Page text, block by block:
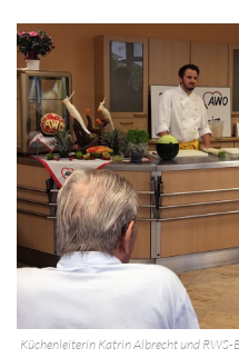
Küchenleiterin Katrin Albrecht und RWS-